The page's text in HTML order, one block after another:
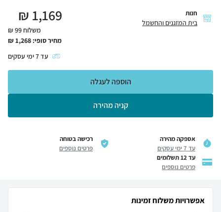
חנות
בית המזגנים והחשמל 1,169
₪
משלוח 99 ₪
מחיר סופי: 1,268
₪
עד7ימי עסקים
קניה מהירה
הוספה לעגלה
אספקה מהירה
עד 7 ימי עסקים
רכישה בטוחה
פרטים נוספים
עד 12 תשלומים
פרטים נוספים
אפשרויות משלוח זמינות